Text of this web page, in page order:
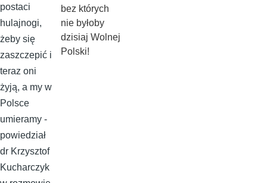
postaci
hulajnogi,
żeby się
zaszczepić i
teraz oni
żyją, a my w
Polsce
umieramy -
powiedział
dr Krzysztof
Kucharczyk
bez których
nie byłoby
dzisiaj Wolnej
Polski!